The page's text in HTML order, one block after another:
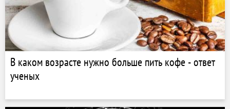
В каком возрасте нужно больше пить кофе - ответ
ученых